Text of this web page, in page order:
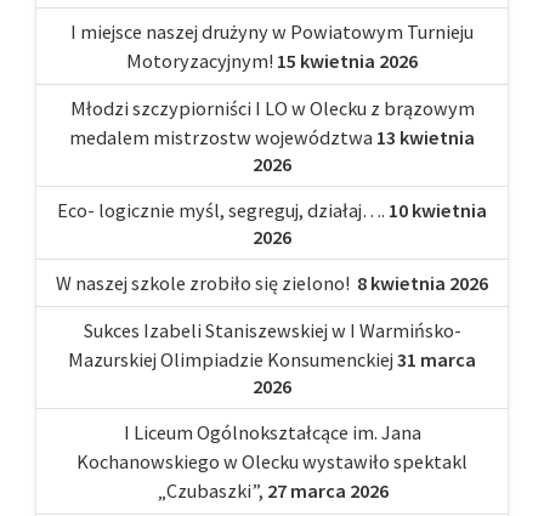
I miejsce naszej drużyny w Powiatowym Turnieju
Motoryzacyjnym! 15 kwietnia 2026
Młodzi szczypiorniści I LO w Olecku z brązowym
medalem mistrzostw województwa 13 kwietnia
2026
Eco- logicznie myśl, segreguj, działaj…. 10 kwietnia
2026
W naszej szkole zrobiło się zielono! 8 kwietnia 2026
Sukces Izabeli Staniszewskiej w I Warmińsko-
Mazurskiej Olimpiadzie Konsumenckiej 31 marca
2026
I Liceum Ogólnokształcące im. Jana
Kochanowskiego w Olecku wystawiło spektakl
„Czubaszki”, 27 marca 2026